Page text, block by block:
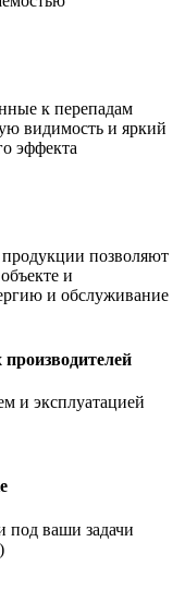
к перепадам
видимость и яркий
эффекта
продукции позволяют
и
и обслуживание
и эксплуатацией
под ваши задачи